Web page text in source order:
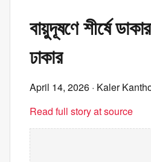
বায়ুদূষণে শীর্ষে
ঢাকার
April 14, 2026 · Kaler
Read full story at source